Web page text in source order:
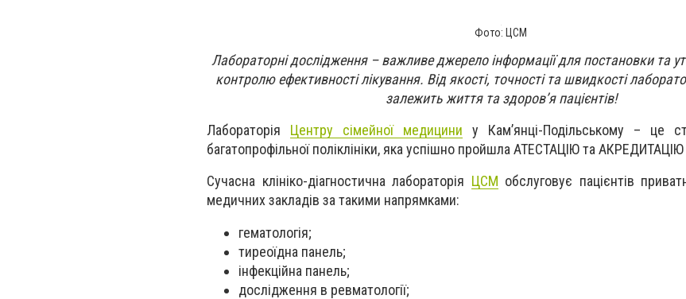
Фото: ЦСМ
Лабораторні дослідження – важливе джерело інформації для постановки та
контролю ефективності лікування. Від якості, точності та швидкості
залежить життя та здоров’я пацієнтів!
Лабораторія Центру сімейної медицини у Кам’янці-Подільському – це
багатопрофільної поліклініки, яка успішно пройшла АТЕСТАЦІЮ та
Сучасна клініко-діагностична лабораторія ЦСМ обслуговує пацієнтів
медичних закладів за такими напрямками:
гематологія;
тиреоїдна панель;
інфекційна панель;
дослідження в ревматології;